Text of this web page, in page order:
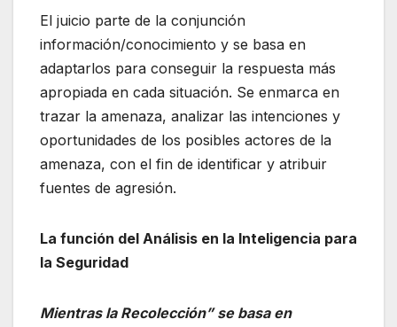
El juicio parte de la conjunción
información/conocimiento y se basa en
adaptarlos para conseguir la respuesta más
apropiada en cada situación. Se enmarca en
trazar la amenaza, analizar las intenciones y
oportunidades de los posibles actores de la
amenaza, con el fin de identificar y atribuir
fuentes de agresión.
La función del Análisis en la Inteligencia para
la Seguridad
Mientras la Recolección” se basa en